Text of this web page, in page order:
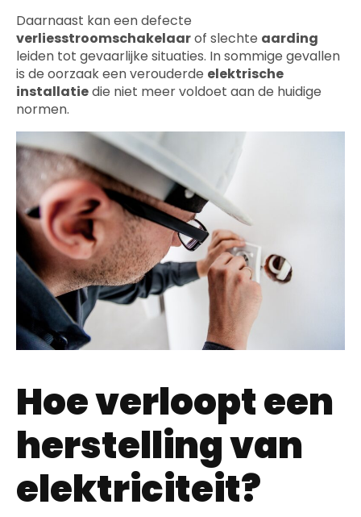
Daarnaast kan een defecte
verliesstroomschakelaarof slechte aarding
leiden tot gevaarlijke situaties. In sommige gevallen
is de oorzaak een verouderde elektrische
installatiedie niet meer voldoet aan de huidige
normen.
Hoe verloopt een
herstelling van
elektriciteit?